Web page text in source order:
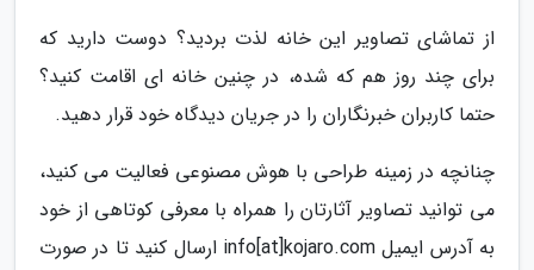
از تماشای تصاویر این خانه لذت بردید؟ دوست دارید که
برای چند روز هم که شده، در چنین خانه ای اقامت کنید؟
حتما کاربران خبرنگاران را در جریان دیدگاه خود قرار دهید.
چنانچه در زمینه طراحی با هوش مصنوعی فعالیت می کنید،
می توانید تصاویر آثارتان را همراه با معرفی کوتاهی از خود
به آدرس ایمیل info[at]kojaro.com ارسال کنید تا در صورت